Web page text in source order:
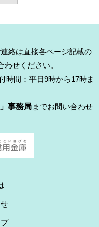
絡は直接各ページ記載の
せください。
時間：平日9時から17時ま
事務局までお問い合わせ